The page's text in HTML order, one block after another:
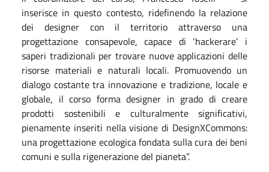
inserisce in questo contesto, ridefinendo la relazione
dei designer con il territorio attraverso una
progettazione consapevole, capace di ‘hackerare’ i
saperi tradizionali per trovare nuove applicazioni delle
risorse materiali e naturali locali. Promuovendo un
dialogo costante tra innovazione e tradizione, locale e
globale, il corso forma designer in grado di creare
prodotti sostenibili e culturalmente significativi,
pienamente inseriti nella visione di DesignXCommons:
una progettazione ecologica fondata sulla cura dei beni
comuni e sulla rigenerazione del pianeta”.